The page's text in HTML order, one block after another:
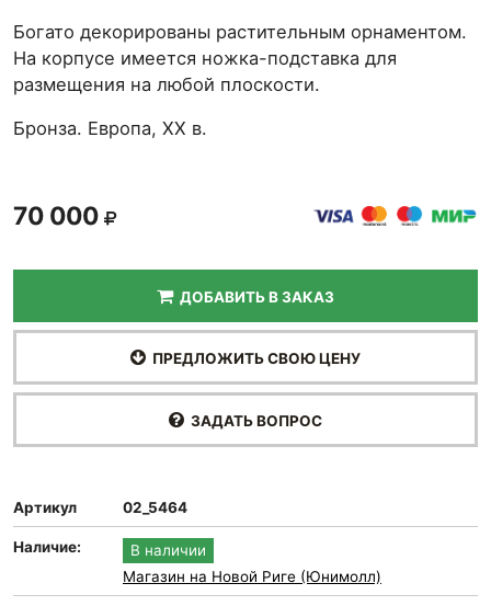
Богато декорированы растительным орнаментом.
На корпусе имеется ножка-подставка для
размещения на любой плоскости.
Бронза. Европа, XX в.
70 000
ДОБАВИТЬ В ЗАКАЗ
ПРЕДЛОЖИТЬ СВОЮ ЦЕНУ
ЗАДАТЬ ВОПРОС
Артикул 02_5464
Наличие:
В наличии
Магазин на Новой Риге (Юнимолл)